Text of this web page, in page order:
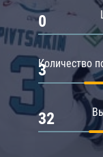
0
Количество
3
32